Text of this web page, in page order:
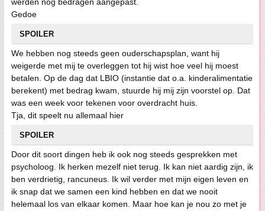
Gedoe
SPOILER
We hebben nog steeds geen ouderschapsplan, want hij
weigerde met mij te overleggen tot hij wist hoe veel hij moest
betalen. Op de dag dat LBIO (instantie dat o.a. kinderalimentatie
berekent) met bedrag kwam, stuurde hij mij zijn voorstel op. Dat
was een week voor tekenen voor overdracht huis.
Tja, dit speelt nu allemaal hier
SPOILER
Door dit soort dingen heb ik ook nog steeds gesprekken met
psycholoog. Ik herken mezelf niet terug. Ik kan niet aardig zijn, ik
ben verdrietig, rancuneus. Ik wil verder met mijn eigen leven en
ik snap dat we samen een kind hebben en dat we nooit
helemaal los van elkaar komen. Maar hoe kan je nou zo met je